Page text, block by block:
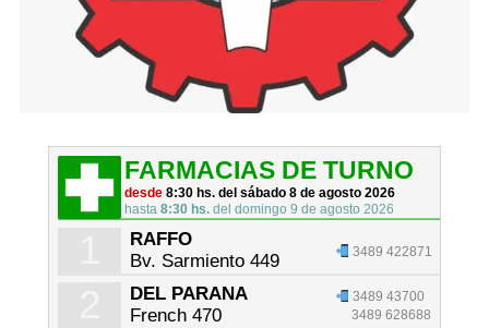
FARMACIAS DE TURNO
desde8:30 hs. del sábado 8 de agosto 2026
hasta8:30 hs. del domingo 9 de agosto 2026
RAFFO
Bv. Sarmiento 449
3489 422871
DEL PARANA
French 470
3489 43700
3489 628688